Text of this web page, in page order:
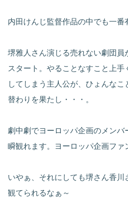
内田けんじ監督作品の中でも一番
堺雅人さん演じる売れない劇団員
スタート。やることなすこと上
してしまう主人公が、ひょんな
替わりを果たし・・・。
劇中劇でヨーロッパ企画のメンバ
瞬観れます。ヨーロッパ企画ファ
いやぁ、それにしても堺さん香川
観てられるなぁ～